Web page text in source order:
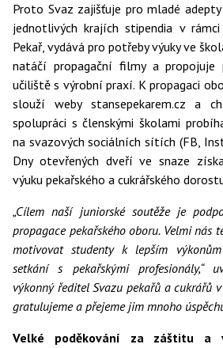
Proto Svaz zajišťuje pro mladé
jednotlivých krajích stipendia v
Pekař, vydává pro potřeby výuky ve
natáčí propagační filmy a propojuje
učiliště s výrobní praxí. K propagaci
slouží weby stansepekarem.cz a
spolupráci s členskými školami
na svazových sociálních sítích (FB,
Dny otevřených dveří ve snaze
výuku pekařského a cukrářského
„Cílem naší juniorské soutěže je
propagace pekařského oboru. Velmi nás
motivovat studenty k lepším
setkání s pekařskými profesionály,“
výkonný ředitel Svazu pekařů a cukrářů
gratulujeme a přejeme jim mnoho
Velké poděkování za záštitu a